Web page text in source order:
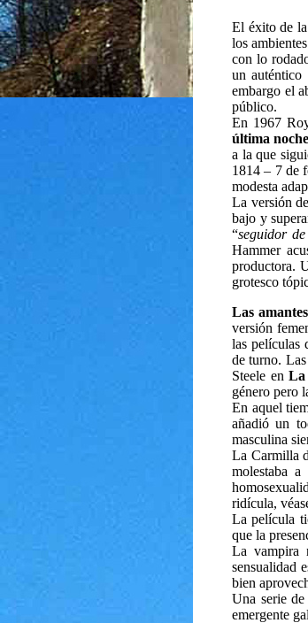
El éxito de
los
con lo
un
embargo el
público.
En 1967
última
a la que
1814 – 7 de
modesta
La versión
bajo y
“seguidor
Hammer
productora.
grotesco
Las
versión
las películas
de turno.
Steele enLa
género pero
En aquel
añadió un
masculina
La Carmilla
molestaba
ridícula,
La película
que la
La vampira
sensualidad
bien
Una serie
emergente